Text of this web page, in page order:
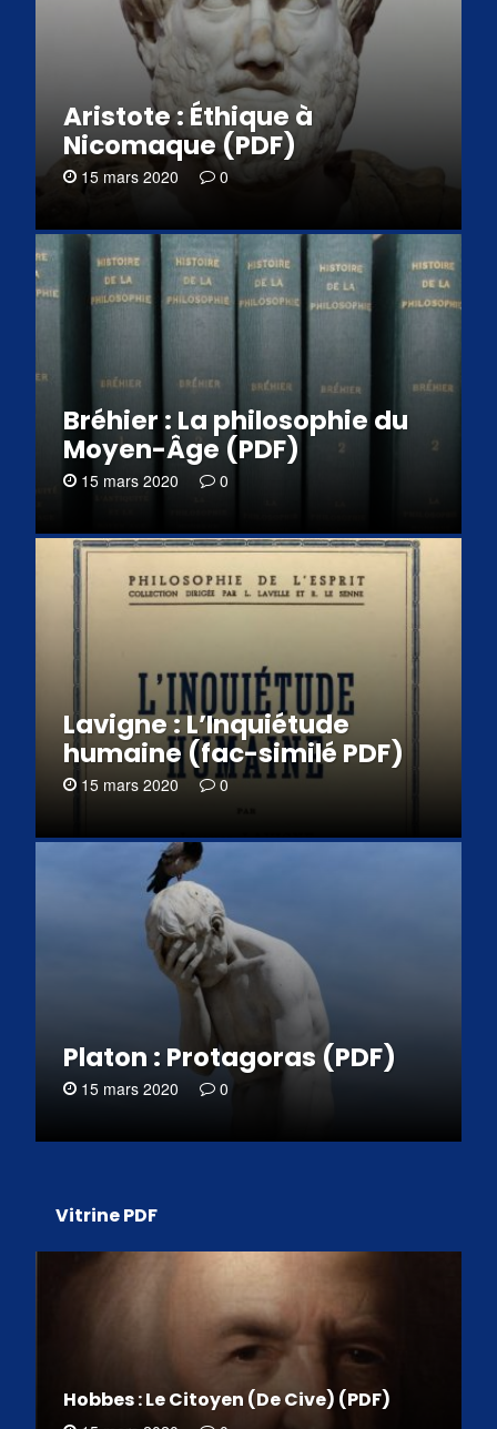
Aristote : Éthique à
Nicomaque (PDF)
15 mars 2020 0
Bréhier : La philosophie du
Moyen-Âge (PDF)
15 mars 2020 0
Lavigne : L’Inquiétude
humaine (fac-similé PDF)
15 mars 2020 0
Platon : Protagoras (PDF)
15 mars 2020 0
Vitrine PDF
Hobbes : Le Citoyen (De Cive) (PDF)